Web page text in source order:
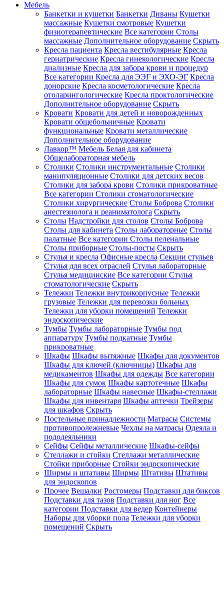
Мебель
Банкетки и кушетки Банкетки Диваны Кушетки
массажные Кушетки смотровые Кушетки
физиотерапевтические Все категории Столы
массажные Дополнительное оборудование Скрыть
Кресла пациента Кресла вестибулярные Кресла
гериатрические Кресла гинекологические Кресла
диализные Кресла для забора крови и процедур
Все категории Кресла для ЭЭГ и ЭХО-ЭГ Кресла
донорские Кресла косметологические Кресла
отоларингологические Кресла проктологические
Дополнительное оборудование Скрыть
Кровати Кровати для детей и новорожденных
Кровати общебольничные Кровати
функциональные Кровати металлические
Дополнительное оборудование
Лавкор™ Мебель Белая для кабинета
Общелабораторная мебель
Столики Столики инструментальные Столики
манипуляционные Столики для детских весов
Столики для забора крови Столики прикроватные
Все категории Столики стоматологические
Столики хирургические Столы Боброва Столики
анестезиолога и реаниматолога Скрыть
Столы Надстройки для столов Столы Боброва
Столы для кабинета Столы лабораторные Столы
палатные Все категории Столы пеленальные
Столы приборные Столы-посты Скрыть
Стулья и кресла Офисные кресла Секции стульев
Стулья для всех отраслей Стулья лабораторные
Стулья медицинские Все категории Стулья
стоматологические Скрыть
Тележки Тележки внутрикорпусные Тележки
грузовые Тележки для перевозки больных
Тележки для уборки помещений Тележки
эндоскопические
Тумбы Тумбы лабораторные Тумбы под
аппаратуру Тумбы подкатные Тумбы
прикроватные
Шкафы Шкафы вытяжные Шкафы для документов
Шкафы для ключей (ключницы) Шкафы для
медикаментов Шкафы для одежды Все категории
Шкафы для сумок Шкафы картотечные Шкафы
лабораторные Шкафы навесные Шкафы-стеллажи
Шкафы для инвентаря Шкафы аптечки Трейзеры
для шкафов Скрыть
Постельные принадлежности Матрасы Системы
противопролежневые Чехлы на матрасы Одеяла и
пододеяльники
Сейфы Сейфы металлические Шкафы-сейфы
Стеллажи и стойки Стеллажи металлические
Стойки приборные Стойки эндоскопические
Ширмы и штативы Ширмы Штативы Штативы
для эндоскопов
Прочее Вешалки Ростомеры Подставки для биксов
Подставки для тазов Подставки для ног Все
категории Подставки для ведер Контейнеры
Наборы для уборки пола Тележки для уборки
помещений Скрыть